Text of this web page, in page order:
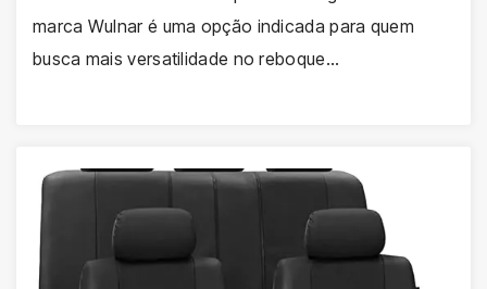
marca Wulnar é uma opção indicada para quem
busca mais versatilidade no reboque…